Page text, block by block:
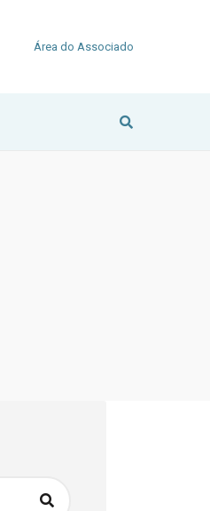
Área do Associado